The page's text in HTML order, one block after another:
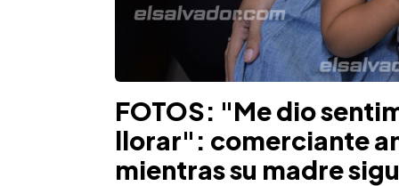
FOTOS: "Me dio
llorar": comerciante
mientras su madre